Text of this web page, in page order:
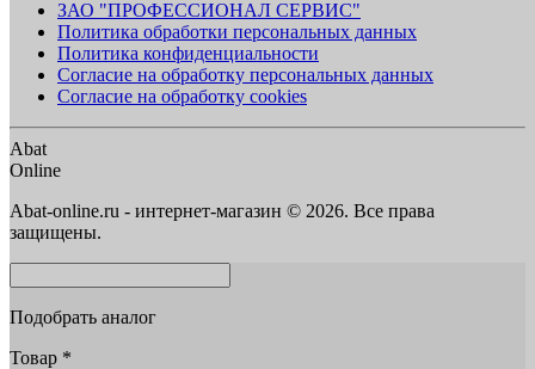
ЗАО "ПРОФЕССИОНАЛ СЕРВИС"
Политика обработки персональных данных
Политика конфиденциальности
Согласие на обработку персональных данных
Согласие на обработку cookies
Abat
Online
Abat-online.ru - интернет-магазин © 2026. Все права
защищены.
Подобрать аналог
Товар *